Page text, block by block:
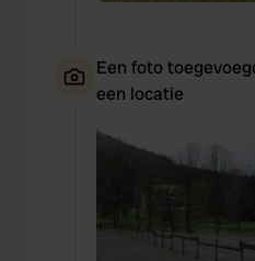
Een foto
een locatie